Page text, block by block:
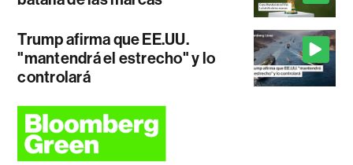
Trump afirma que EE.UU.
"mantendrá el estrecho" y lo
controlará